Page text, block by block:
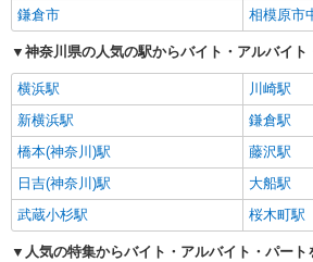
鎌倉市
相模原市
神奈川県の人気の駅からバイト・アルバイト
横浜駅
川崎駅
新横浜駅
鎌倉駅
橋本(神奈川)駅
藤沢駅
日吉(神奈川)駅
大船駅
武蔵小杉駅
桜木町駅
人気の特集からバイト・アルバイト・パート